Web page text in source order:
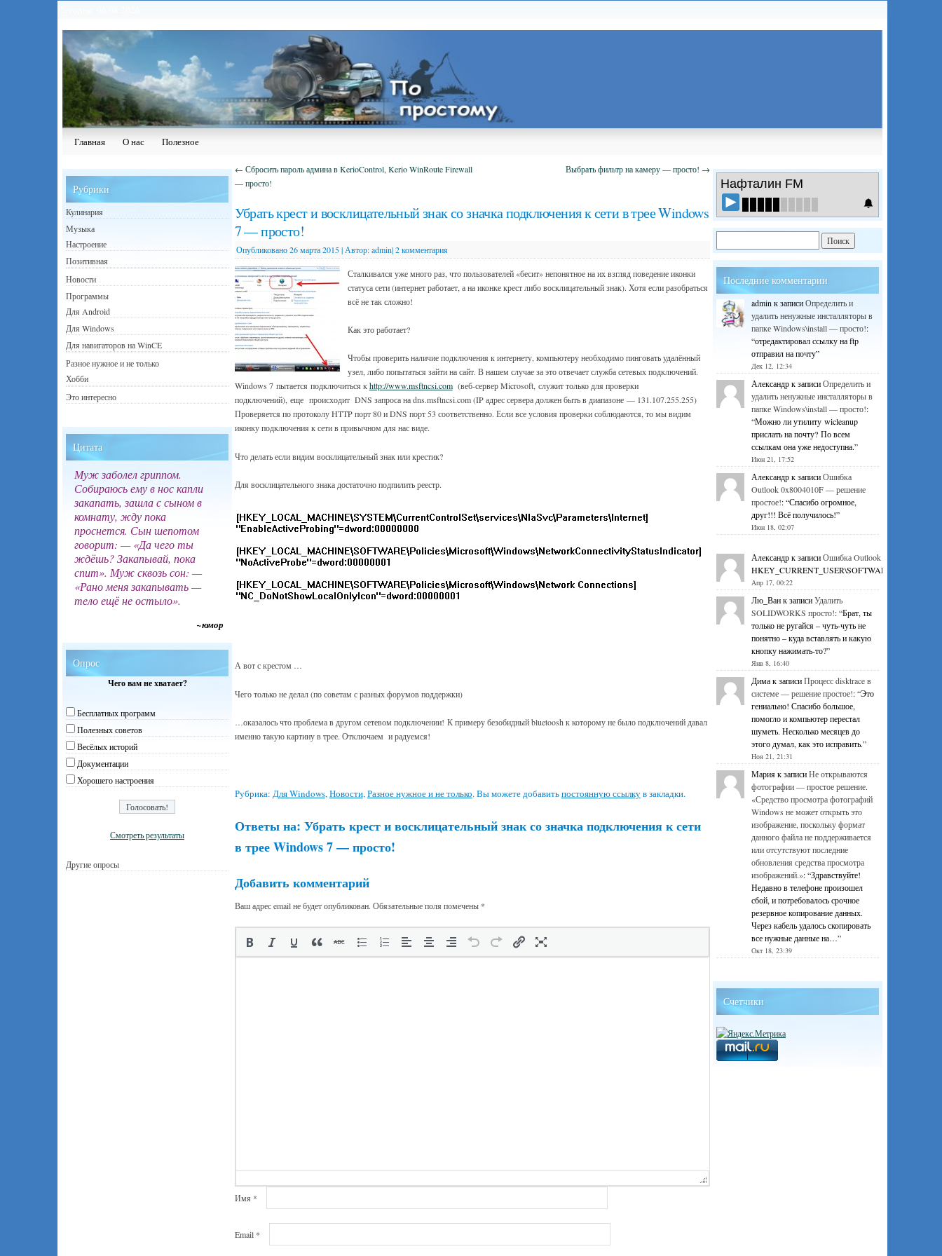
Главная О нас Полезное
← Сбросить пароль админа в KerioControl, Kerio WinRoute Firewall
— просто!
Выбрать фильтр на камеру — просто! →
Убрать крест и восклицательный знак со значка подключения к сети в трее Windows
7 — просто!
Опубликовано 26 марта 2015|Автор: admin| 2 комментария
Сталкивался уже много раз, что пользователей «бесит» непонятное на их взгляд поведение иконки
статуса сети (интернет работает, а на иконке крест либо восклицательный знак). Хотя если разобраться
всё не так сложно!
Как это работает?
Чтобы проверить наличие подключения к интернету, компьютеру необходимо пинговать удалённый
узел, либо попытаться зайти на сайт. В нашем случае за это отвечает служба сетевых подключений.
Windows 7 пытается подключиться кhttp://www.msftncsi.com(веб-сервер Microsoft, служит только для проверки
подключений), еще происходит DNS запроса на dns.msftncsi.com (IP адрес сервера должен быть в диапазоне — 131.107.255.255)
Проверяется по протоколу HTTP порт 80 и DNS порт 53 соответственно. Если все условия проверки соблюдаются, то мы видим
иконку подключения к сети в привычном для нас виде.
Что делать если видим восклицательный знак или крестик?
Для восклицательного знака достаточно подпилить реестр.
А вот с крестом …
Чего только не делал (по советам с разных форумов поддержки)
…оказалось что проблема в другом сетевом подключении! К примеру безобидный bluetoosh к которому не было подключений давал
именно такую картину в трее. Отключаем и радуемся!
Рубрика: Для Windows,Новости,Разное нужное и не только. Вы можете добавитьпостоянную ссылкув закладки.
Ответы на: Убрать крест и восклицательный знак со значка подключения к сети
в трее Windows 7 — просто!
Добавить комментарий
Ваш адрес email не будет опубликован. Обязательные поля помечены *
Имя *
Email *
Рубрики
Кулинария
Музыка
Настроение
Позитивная
Новости
Программы
Для Android
Для Windows
Для навигаторов на WinCE
Разное нужное и не только
Хобби
Это интересно
Цитата
Муж заболел гриппом.
Собираюсь ему в нос капли
закапать, зашла с сыном в
комнату, жду пока
проснется. Сын шепотом
говорит: — «Да чего ты
ждёшь? Закапывай, пока
спит». Муж сквозь сон: —
«Рано меня закапывать —
тело ещё не остыло».
~юмор
Опрос
Чего вам не хватает?
Бесплатных программ
Полезных советов
Весёлых историй
Документации
Хорошего настроения
Смотреть результаты
Другие опросы
Нафталин FM
Последние комментарии
admin к записиОпределить и
удалить ненужные инсталляторы в
папке Windows\install — просто!:
“отредактировал ссылку на ftp
отправил на почту”
Дек 12, 12:34
Александрк записиОпределить и
удалить ненужные инсталляторы в
папке Windows\install — просто!:
“Можно ли утилиту wicleanup
прислать на почту? По всем
ссылкам она уже недоступна.”
Июн 21, 17:52
Александрк записиОшибка
Outlook 0x8004010F — решение
простое!: “Спасибо огромное,
друг!!! Всё получилось!”
Июн 18, 02:07
Александрк записиОшибка Outlook 0x8004010F —
Апр 17, 00:22
Лю_Ванк записиУдалить
SOLIDWORKS просто!: “Брат, ты
только не ругайся – чуть-чуть не
понятно – куда вставлять и какую
кнопку нажимать-то?”
Янв 8, 16:40
Димак записиПроцесс disktrace в
системе — решение простое!: “Это
гениально! Спасибо большое,
помогло и компьютер перестал
шуметь. Несколько месяцев до
этого думал, как это исправить.”
Ноя 21, 21:31
Марияк записиНе открываются
фотографии — простое решение.
«Средство просмотра фотографий
Windows не может открыть это
изображение, поскольку формат
данного файла не поддерживается
или отсутствуют последние
обновления средства просмотра
изображений.»: “Здравствуйте!
Недавно в телефоне произошел
сбой, и потребовалось срочное
резервное копирование данных.
Через кабель удалось скопировать
все нужные данные на…”
Окт 18, 23:39
Счетчики